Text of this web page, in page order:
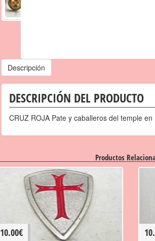
Descripción
DESCRIPCIÓN DEL PRODUCTO
CRUZ ROJA Pate y caballeros del temple
Productos
10.00€